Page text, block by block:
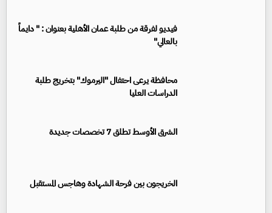
فيديو لفرقة من طلبة عمان الأهلية بعنوان : " دايماً
بالعالي"
محافظة يرعى احتفال "اليرموك" بتخريج طلبة
الدراسات العليا
الشرق الأوسط تطلق 7 تخصصات جديدة
الخريجون بين فرحة الشهادة وهاجس المستقبل